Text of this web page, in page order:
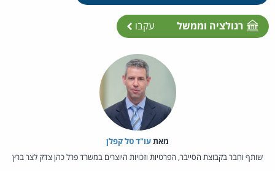
רגולציה וממשל עקבו
מאת‏עו"ד טל קפלן
שותף וחבר בקבוצת הסייבר, הפרטיות וזכויות היוצרים במשרד פרל כהן צדק לצר ברץ